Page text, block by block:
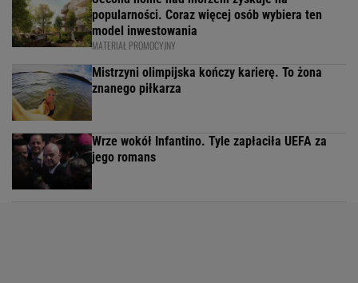
popularności. Coraz więcej osób wybiera ten
model inwestowania
MATERIAŁ PROMOCYJNY
Mistrzyni olimpijska kończy karierę. To żona
znanego piłkarza
Wrze wokół Infantino. Tyle zapłaciła UEFA za
jego romans